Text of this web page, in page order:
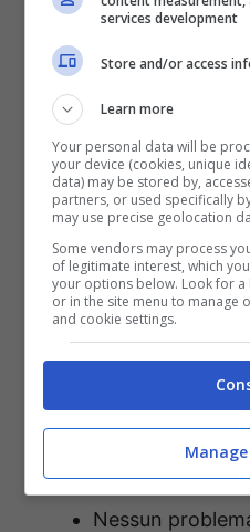
Razer
scaricabile dal
tastiera)
Le opzioni di
riguarda le
Gaming mode
Nessun
services development
Store and/or access
Learn more
Your personal data will be
your device (cookies, unique
data) may be stored by,
partners, or used specifically
may use precise geolocation
Some vendors may process
of legitimate interest, which
your options below. Look for
or in the site menu to manage
and cookie settings.